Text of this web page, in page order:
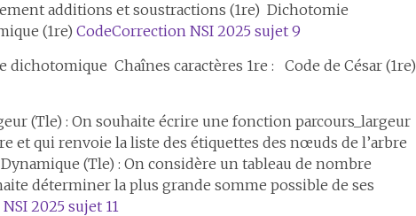
additions et soustractions (1re) Dichotomie
(1re) CodeCorrection NSI 2025 sujet 9
dichotomique Chaînes caractères 1re : Code de César (1re)
(Tle) : On souhaite écrire une fonction parcours_largeur
et qui renvoie la liste des étiquettes des nœuds de l’arbre
(Tle) : On considère un tableau de nombre
déterminer la plus grande somme possible de ses
2025 sujet 11